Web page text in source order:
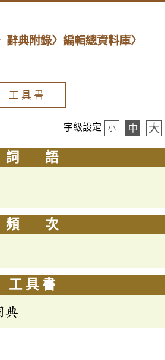
辭典附錄〉編輯總資料庫〉
工 具 書
字級設定 小 中 大
詞 語
頻 次
工 具 書
典